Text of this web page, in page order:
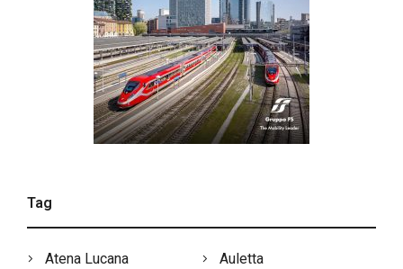
Tag
Atena Lucana Auletta